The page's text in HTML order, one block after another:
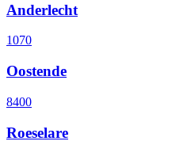
Anderlecht
1070
Oostende
8400
Roeselare